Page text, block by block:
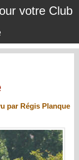
votre Club
par Régis Planque